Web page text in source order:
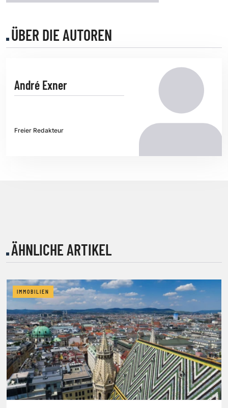
ÜBER DIE AUTOREN
André Exner
Freier Redakteur
ÄHNLICHE ARTIKEL
IMMOBILIEN